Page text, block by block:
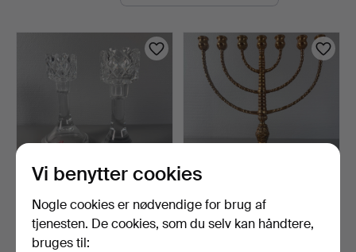
LYSESTAGER, 1 par,
Orrefors, "Sofiero", de…
5 dage
KANDELABER, såkaldt
menora, malm, 7-armet,…
Vi benytter cookies
Nogle cookies er nødvendige for brug af
tjenesten. De cookies, som du selv kan håndtere,
bruges til: